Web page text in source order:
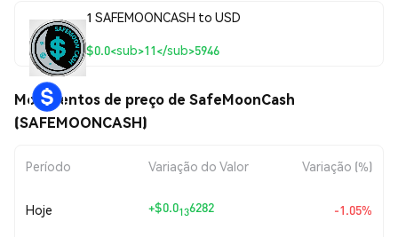
1 SAFEMOONCASH to USD
$0.0<sub>11</sub>5946
Movimentos de preço de SafeMoonCash
(SAFEMOONCASH)
Período Variação do Valor Variação (%)
Hoje +$0.0136282 -1.05%